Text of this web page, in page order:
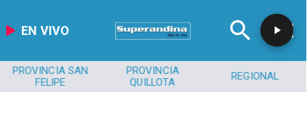
EN VIVO
PROVINCIA SAN
FELIPE
PROVINCIA
QUILLOTA
REGIONAL